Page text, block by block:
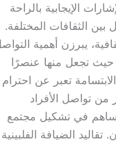
الإيجابية بالراحة
بين الثقافات المختلفة.
يبرزن أهمية
حيث تجعل منها عنصرًا
تعبر عن احترام
من تواصل الأفراد
تساهم في تشكيل مجتمع
الضيافة الفلبينية